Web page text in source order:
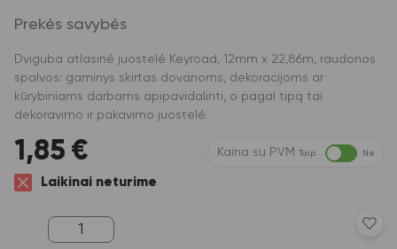
Prekės savybės
Dviguba atlasinė juostelė Keyroad, 12mm x 22,86m, raudonos
spalvos: gaminys skirtas dovanoms, dekoracijoms ar
kūrybiniams darbams apipavidalinti, o pagal tipą tai
dekoravimo ir pakavimo juostelė.
1,85 € Kaina su PVM Taip Ne
Laikinai neturime
produkto
kiekis: